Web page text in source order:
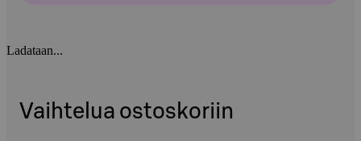
Ladataan...
Vaihtelua ostoskoriin